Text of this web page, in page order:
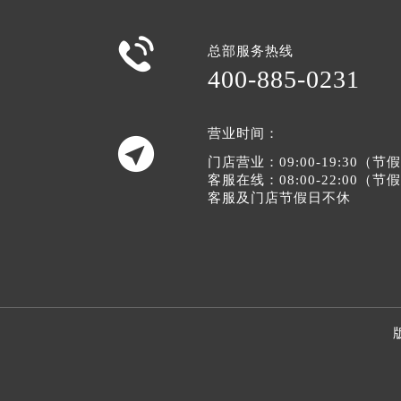
 总部服务热线
400-885-0231

营业时间：
门店营业：09:00-19:30（节
客服在线：08:00-22:00（节
客服及门店节假日不休